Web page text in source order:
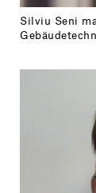
Silviu Seni